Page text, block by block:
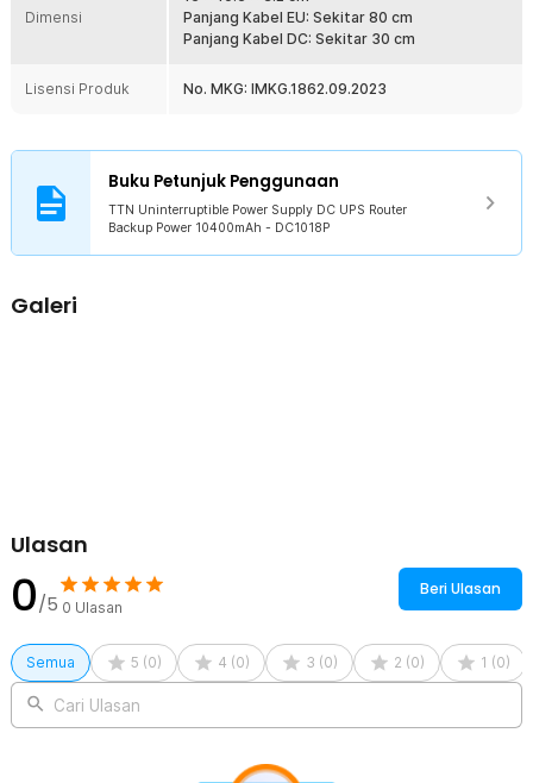
yang terpasang. Proses penyesuaian arus terjadi secara otomatis
agar kestabilannya dapat terjaga.
Kelengkapan Produk
1 x TTN Uninterruptible Power Supply DC UPS Router Backup
Power 10400mAh - DC1018P
2 x Kabel DC
1 x Kabel Daya
Dimensi
Panjang Kabel EU: Sekitar 80 cm
Panjang Kabel DC: Sekitar 30 cm
Lisensi Produk No. MKG: IMKG.1862.09.2023
Buku Petunjuk Penggunaan
TTN Uninterruptible Power Supply DC UPS Router
Backup Power 10400mAh - DC1018P
Galeri
Ulasan
0/5 0 Ulasan
Beri Ulasan
Semua 5 (0) 4 (0) 3 (0) 2 (0) 1 (0)
Cari Ulasan